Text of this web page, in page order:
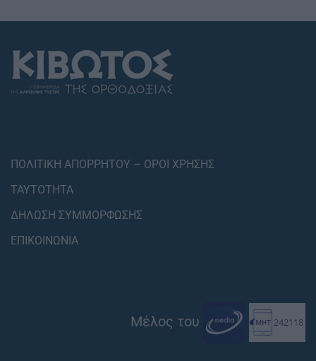
ΠΟΛΙΤΙΚΗ ΑΠΟΡΡΗΤΟΥ – ΟΡΟΙ ΧΡΗΣΗΣ
ΤΑΥΤΟΤΗΤΑ
ΔΗΛΩΣΗ ΣΥΜΜΟΡΦΩΣΗΣ
ΕΠΙΚΟΙΝΩΝΙΑ
Μέλος του